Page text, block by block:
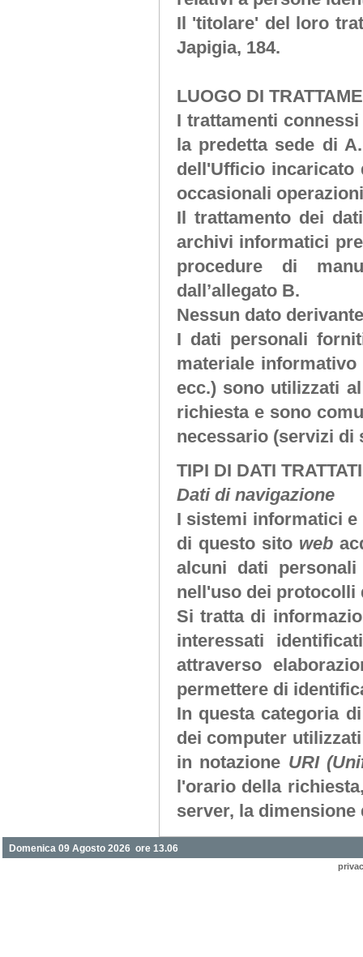
Il 'titolare' del loro
Japigia, 184.
LUOGO DI
I trattamenti
la predetta sede di
dell'Ufficio incaricato
occasionali
Il trattamento dei
archivi informatici
procedure di
dall’allegato B.
Nessun dato
I dati personali
materiale informativo
ecc.) sono utilizzati
richiesta e sono
necessario (servizi di
TIPI DI DATI TRATTATI
Dati di navigazione
I sistemi informatici
di questo sito web
alcuni dati
nell'uso dei protocolli
Si tratta di
interessati
attraverso
permettere di
In questa categoria
dei computer
in notazione URI
l'orario della
server, la dimensione
Domenica 09 Agosto 2026 ore 13.06